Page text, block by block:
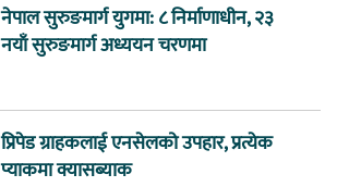
नेपाल सुरुङमार्ग युगमा: ८ निर्माणाधीन, २३
नयाँ सुरुङमार्ग अध्ययन चरणमा
प्रिपेड ग्राहकलाई एनसेलको उपहार, प्रत्येक
प्याकमा क्यासब्याक